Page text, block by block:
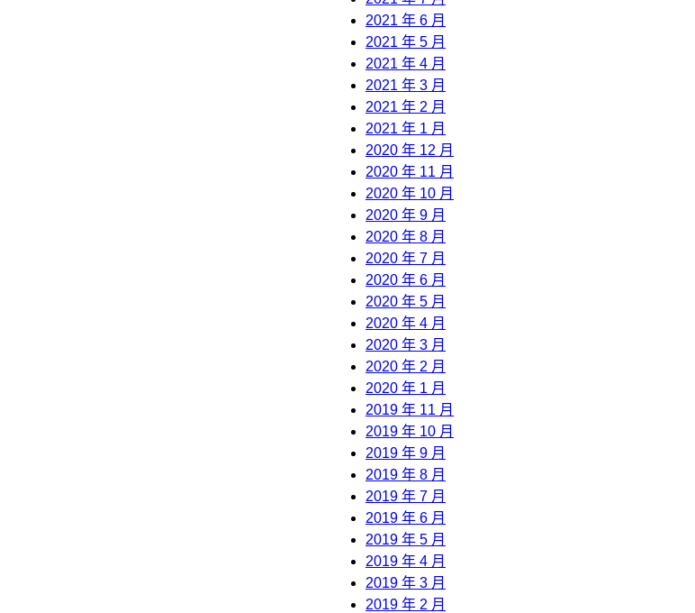
2021 年 6 月
2021 年 5 月
2021 年 4 月
2021 年 3 月
2021 年 2 月
2021 年 1 月
2020 年 12 月
2020 年 11 月
2020 年 10 月
2020 年 9 月
2020 年 8 月
2020 年 7 月
2020 年 6 月
2020 年 5 月
2020 年 4 月
2020 年 3 月
2020 年 2 月
2020 年 1 月
2019 年 11 月
2019 年 10 月
2019 年 9 月
2019 年 8 月
2019 年 7 月
2019 年 6 月
2019 年 5 月
2019 年 4 月
2019 年 3 月
2019 年 2 月